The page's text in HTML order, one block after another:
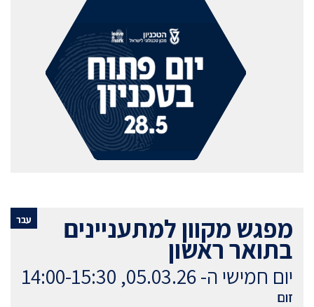
עבר מפגש מקוון למתעניינים
בתואר ראשון
יום חמישי ה- 05.03.26, 14:00-15:30
זום